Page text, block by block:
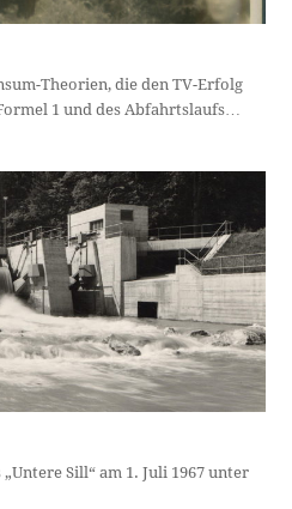
Theorien, die den TV-Erfolg
1 und des Abfahrtslaufs…
Sill“ am 1. Juli 1967 unter